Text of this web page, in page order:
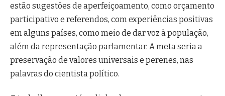
estão sugestões de aperfeiçoamento, como orçamento
participativo e referendos, com experiências positivas
em alguns países, como meio de dar voz à população,
além da representação parlamentar. A meta seria a
preservação de valores universais e perenes, nas
palavras do cientista político.